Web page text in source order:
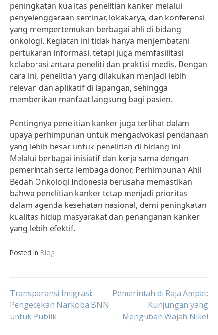
peningkatan kualitas penelitian kanker melalui
penyelenggaraan seminar, lokakarya, dan konferensi
yang mempertemukan berbagai ahli di bidang
onkologi. Kegiatan ini tidak hanya menjembatani
pertukaran informasi, tetapi juga memfasilitasi
kolaborasi antara peneliti dan praktisi medis. Dengan
cara ini, penelitian yang dilakukan menjadi lebih
relevan dan aplikatif di lapangan, sehingga
memberikan manfaat langsung bagi pasien.
Pentingnya penelitian kanker juga terlihat dalam
upaya perhimpunan untuk mengadvokasi pendanaan
yang lebih besar untuk penelitian di bidang ini.
Melalui berbagai inisiatif dan kerja sama dengan
pemerintah serta lembaga donor, Perhimpunan Ahli
Bedah Onkologi Indonesia berusaha memastikan
bahwa penelitian kanker tetap menjadi prioritas
dalam agenda kesehatan nasional, demi peningkatan
kualitas hidup masyarakat dan penanganan kanker
yang lebih efektif.
Posted in Blog
Post
navigation
Transparansi Imigrasi:
Pengecekan Narkoba BNN
untuk Publik
Pemerintah di Raja Ampat:
Kunjungan yang
Mengubah Wajah Nikel